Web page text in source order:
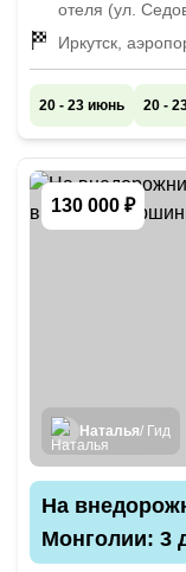
отеля (ул.
согласованию
Иркутск,
20 - 23 июнь 20 -
130 000 ₽
Наталья/ Гид
На
Монголии: 3